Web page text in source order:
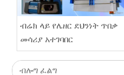
ብሬክ ላይ የሌዘር ደህንነት ጥበቃ
መሳሪያ አተገባበር